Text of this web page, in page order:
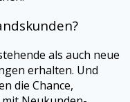
als auch neue
erhalten. Und
die Chance,